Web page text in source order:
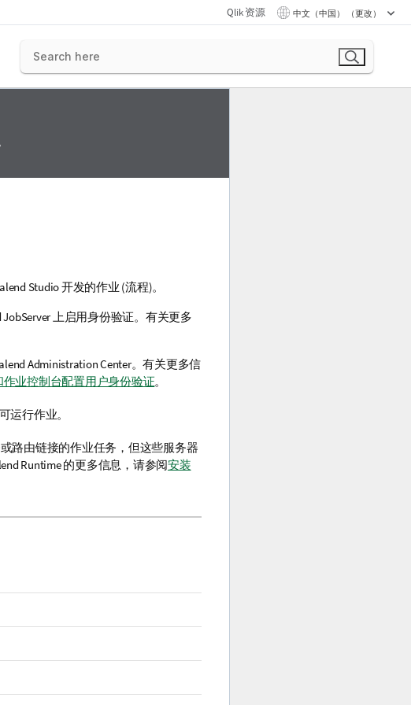
Qlik 资源 中文（中国） （更改）
Studio开发的作业 (流程)。
JobServer上启用身份验证。有关更多
Administration Center。有关更多信
作业控制台配置用户身份验证。
运行作业。
路由链接的作业任务，但这些服务器
Runtime的更多信息，请参阅安装